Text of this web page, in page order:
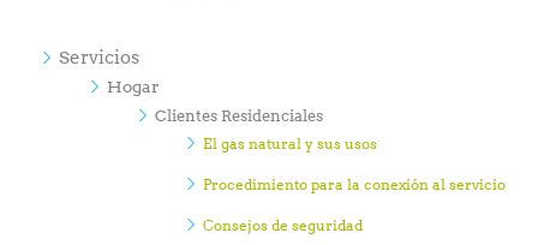
Servicios
Hogar
Clientes Residenciales
El gas natural y sus usos
Procedimiento para la conexión al servicio
Consejos de seguridad